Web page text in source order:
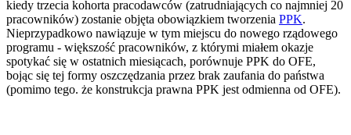
kiedy trzecia kohorta pracodawców (zatrudniających co najmniej 20
pracowników) zostanie objęta obowiązkiem tworzenia PPK.
Nieprzypadkowo nawiązuje w tym miejscu do nowego rządowego
programu - większość pracowników, z którymi miałem okazje
spotykać się w ostatnich miesiącach, porównuje PPK do OFE,
bojąc się tej formy oszczędzania przez brak zaufania do państwa
(pomimo tego. że konstrukcja prawna PPK jest odmienna od OFE).